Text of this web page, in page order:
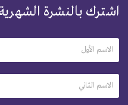
اشترك بالنشرة الشهرية